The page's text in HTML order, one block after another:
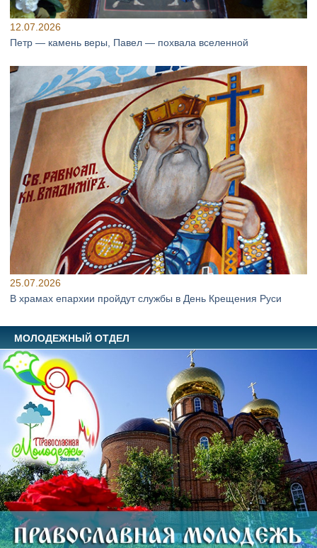
12.07.2026
Петр — камень веры, Павел — похвала вселенной
25.07.2026
В храмах епархии пройдут службы в День Крещения Руси
МОЛОДЕЖНЫЙ ОТДЕЛ